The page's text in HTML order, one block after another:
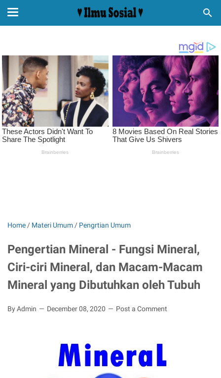
Home/ Materi Umum/ Pengrtian Umum
Pengertian Mineral - Fungsi Mineral,
Ciri-ciri Mineral, dan Macam-Macam
Mineral yang Dibutuhkan oleh Tubuh
By Admin December 08, 2020 Post a Comment